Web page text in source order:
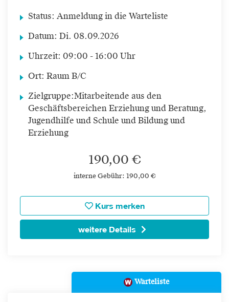
Status: Anmeldung in die Warteliste
Datum: Di. 08.09.2026
Uhrzeit: 09:00 - 16:00 Uhr
Ort: Raum B/C
Zielgruppe:Mitarbeitende aus den
Geschäftsbereichen Erziehung und Beratung,
Jugendhilfe und Schule und Bildung und
Erziehung
190,00 €
interne Gebühr: 190,00 €
Kurs merken
weitere Details
Warteliste